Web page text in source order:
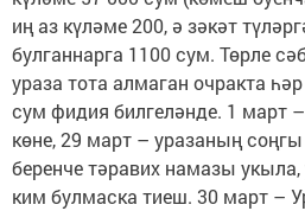
иң аз күләме 200, ә зәкәт
булганнарга 1100 сум. Төрле
ураза тота алмаган очракта
сум фидия билгеләнде. 1 март
көне, 29 март – уразаның
беренче тәравих намазы укыла,
ким булмаска тиеш. 30 март –